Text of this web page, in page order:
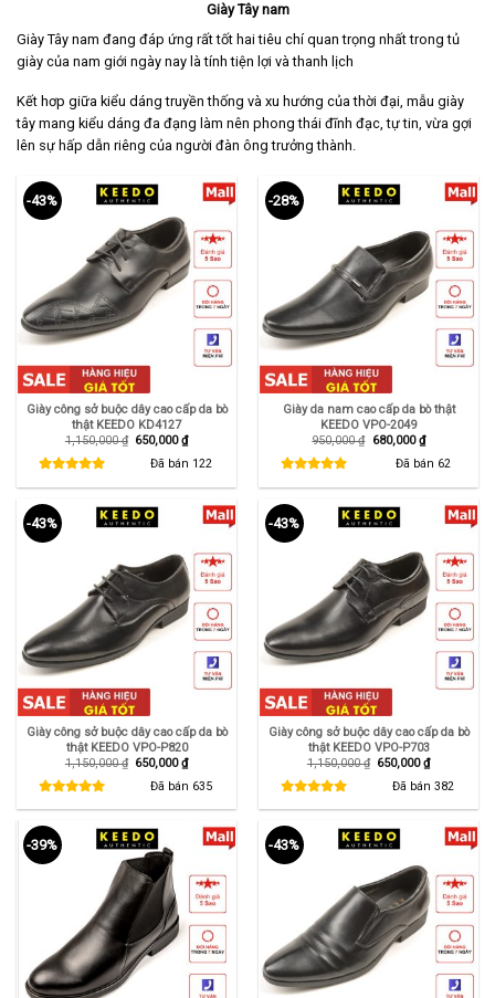
Giày Tây nam
Giày Tây nam đang đáp ứng rất tốt hai tiêu chí quan trọng nhất trong tủ
giày của nam giới ngày nay là tính tiện lợi và thanh lịch
Kết hơp giữa kiểu dáng truyền thống và xu hướng của thời đại, mẫu giày
tây mang kiểu dáng đa đạng làm nên phong thái đĩnh đạc, tự tin, vừa gợi
lên sự hấp dẫn riêng của người đàn ông trưởng thành.
-43%
Giày công sở buộc dây cao cấp da bò
thật KEEDO KD4127
1,150,000₫ Giá
650,000₫Giá
hiện
tại
Đã bán 122
-28%
Giày da nam cao cấp da bò thật
KEEDO VPO-2049
950,000₫ Giá
680,000₫Giá
hiện
tại
Đã bán 62
-43%
Giày công sở buộc dây cao cấp da bò
thật KEEDO VPO-P820
1,150,000₫ Giá
1,150,000 ₫.
650,000₫Giá
hiện
tại
là:
650,000 ₫.
Đã bán 635
-43%
Giày công sở buộc dây cao cấp da bò
thật KEEDO VPO-P703
1,150,000₫ Giá
1,150,000 ₫.
650,000₫Giá
hiện
tại
là:
650,000 ₫.
Đã bán 382
-39% -43%